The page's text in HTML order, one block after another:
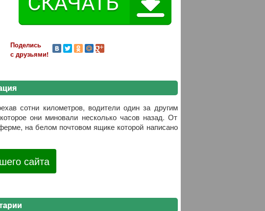
Поделись
с друзьями!
сотни километров, водители один за другим
они миновали несколько часов назад. От
на белом почтовом ящике которой написано
сайта